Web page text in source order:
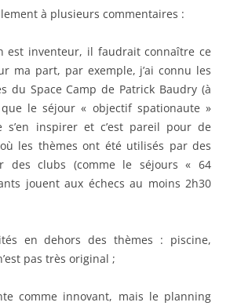
à plusieurs commentaires :
est inventeur, il faudrait connaître ce
ma part, par exemple, j’ai connu les
du Space Camp de Patrick Baudry (à
le séjour « objectif spationaute »
inspirer et c’est pareil pour de
les thèmes ont été utilisés par des
des clubs (comme le séjours « 64
jouent aux échecs au moins 2h30
en dehors des thèmes : piscine,
pas très original ;
comme innovant, mais le planning